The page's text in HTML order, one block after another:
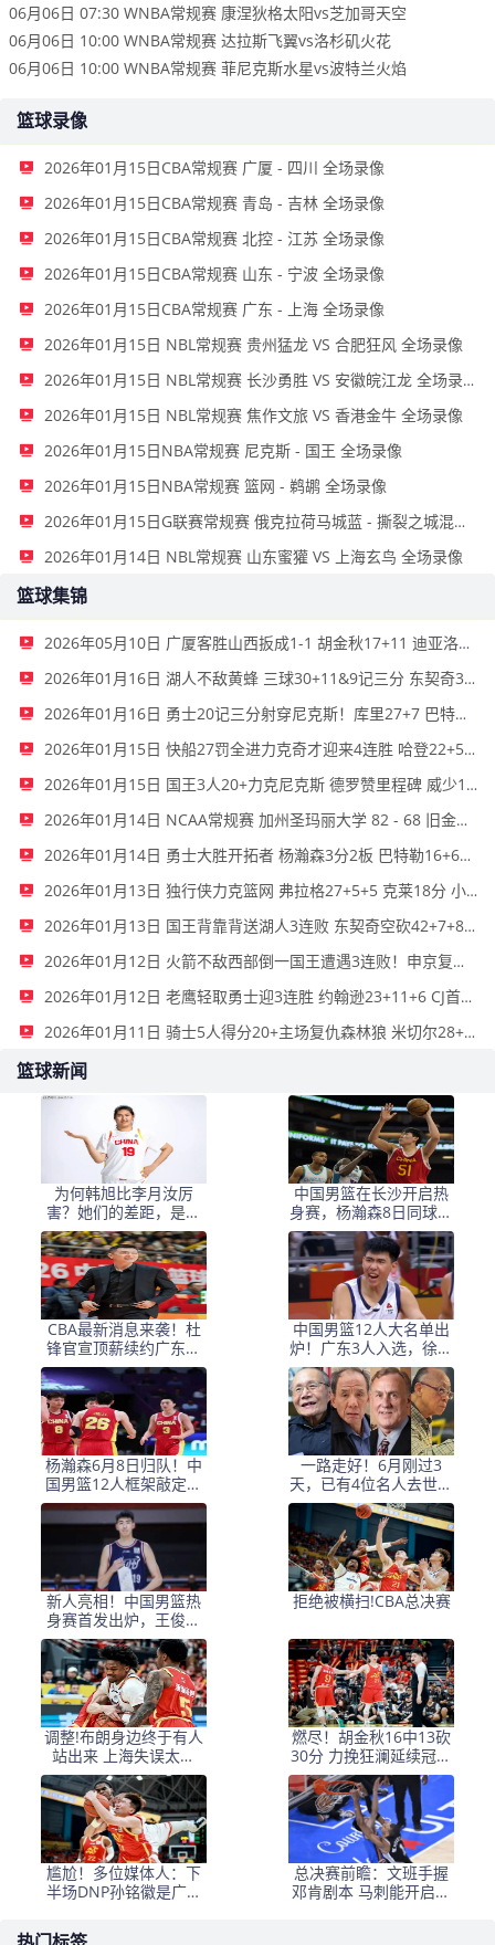
06月06日 07:30 WNBA常规赛 康涅狄格太阳vs芝加哥天空
06月06日 10:00 WNBA常规赛 达拉斯飞翼vs洛杉矶火花
06月06日 10:00 WNBA常规赛 菲尼克斯水星vs波特兰火焰
篮球录像
2026年01月15日CBA常规赛 广厦 - 四川 全场录像
2026年01月15日CBA常规赛 青岛 - 吉林 全场录像
2026年01月15日CBA常规赛 北控 - 江苏 全场录像
2026年01月15日CBA常规赛 山东 - 宁波 全场录像
2026年01月15日CBA常规赛 广东 - 上海 全场录像
2026年01月15日 NBL常规赛 贵州猛龙 VS 合肥狂风 全场录像
2026年01月15日 NBL常规赛 长沙勇胜 VS 安徽皖江龙 全场录像
2026年01月15日 NBL常规赛 焦作文旅 VS 香港金牛 全场录像
2026年01月15日NBA常规赛 尼克斯 - 国王 全场录像
2026年01月15日NBA常规赛 篮网 - 鹈鹕 全场录像
2026年01月15日G联赛常规赛 俄克拉荷马城蓝 - 撕裂之城混音 全场录像
2026年01月14日 NBL常规赛 山东蜜獾 VS 上海玄鸟 全场录像
篮球集锦
2026年05月10日 广厦客胜山西扳成1-1 胡金秋17+11 迪亚洛关键上篮不中
2026年01月16日 湖人不敌黄蜂 三球30+11&9记三分 东契奇39分 詹姆斯29+9+6
2026年01月16日 勇士20记三分射穿尼克斯！库里27+7 巴特勒32+8 穆迪三分9中7
2026年01月15日 快船27罚全进力克奇才迎来4连胜 哈登22+5+8 伦纳德33分4断
2026年01月15日 国王3人20+力克尼克斯 德罗赞里程碑 威少11助 布伦森伤退
2026年01月14日 NCAA常规赛 加州圣玛丽大学 82 - 68 旧金山大学 全场集锦
2026年01月14日 勇士大胜开拓者 杨瀚森3分2板 巴特勒16+6+5 库里9中2送11助
2026年01月13日 独行侠力克篮网 弗拉格27+5+5 克莱18分 小波特28+9
2026年01月13日 国王背靠背送湖人3连败 东契奇空砍42+7+8+4断 威少22+5+7
2026年01月12日 火箭不敌西部倒一国王遭遇3连败！申京复出19+9 阿门31+13+6
2026年01月12日 老鹰轻取勇士迎3连胜 约翰逊23+11+6 CJ首秀12分 库里31+5
2026年01月11日 骑士5人得分20+主场复仇森林狼 米切尔28+8 爱德华兹25+5
篮球新闻
为何韩旭比李月汝厉
害？她们的差距，是张
子宇选秀顺位暴跌的原
因
中国男篮在长沙开启热
身赛，杨瀚森8日同球队
会合
CBA最新消息来袭！杜
锋官宣顶薪续约广东男
篮，杨鸣婉拒执教北控
中国男篮12人大名单出
炉！广东3人入选，徐昕
国家队首秀，胡明轩轮
休
杨瀚森6月8日归队！中
国男篮12人框架敲定，
锋线王牌竟是他？
一路走好！6月刚过3
天，已有4位名人去世，
姚明等人发文悼念
新人亮相！中国男篮热
身赛首发出炉，王俊杰
领衔+徐昕坐镇禁区
拒绝被横扫!CBA总决赛
调整!布朗身边终于有人
站出来 上海失误太多
+犯规困扰
燃尽！胡金秋16中13砍
30分 力挽狂澜延续冠军
悬念
尴尬！多位媒体人：下
半场DNP孙铭徽是广厦
总决赛前瞻：文班手握
邓肯剧本 马刺能开启新